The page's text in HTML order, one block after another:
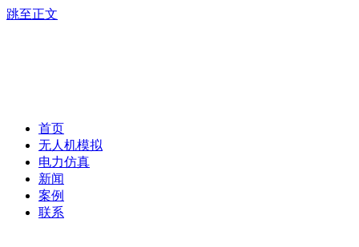
跳至正文
首页
无人机模拟
电力仿真
新闻
案例
联系